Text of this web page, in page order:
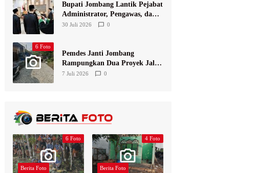
Bupati Jombang Lantik Pejabat
Administrator, Pengawas, dan
Kepala Sekolah
30 Juli 2026 0
6 Foto
Pemdes Janti Jombang
Rampungkan Dua Proyek Jalan
Lingkungan
7 Juli 2026 0
6 Foto
Berita Foto
4 Foto
Berita Foto